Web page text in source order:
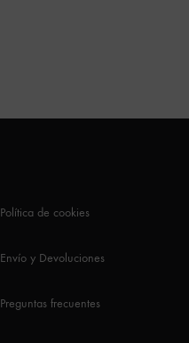
Política de cookies
Envío y Devoluciones
Preguntas frecuentes